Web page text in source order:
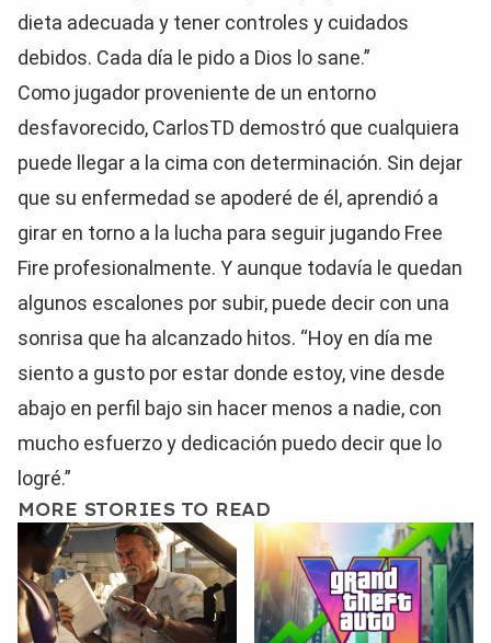
dieta adecuada y tener controles y cuidados
debidos. Cada día le pido a Dios lo sane.”
Como jugador proveniente de un entorno
desfavorecido, CarlosTD demostró que cualquiera
puede llegar a la cima con determinación. Sin dejar
que su enfermedad se apoderé de él, aprendió a
girar en torno a la lucha para seguir jugando Free
Fire profesionalmente. Y aunque todavía le quedan
algunos escalones por subir, puede decir con una
sonrisa que ha alcanzado hitos. “Hoy en día me
siento a gusto por estar donde estoy, vine desde
abajo en perfil bajo sin hacer menos a nadie, con
mucho esfuerzo y dedicación puedo decir que lo
logré.”
MORE STORIES TO READ